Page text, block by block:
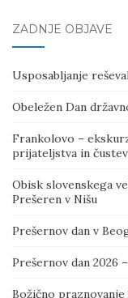
ZADNJE OBJAVE
Usposabljanje
Obeležen Dan
Frankolovo –
prijateljstva in čustev
Obisk slovenskega
Prešeren v Nišu
Prešernov dan v
Prešernov dan 2026
Božično praznovanje